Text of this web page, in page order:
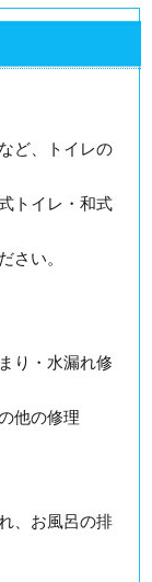
ど、トイレの
トイレ・和式
さい。
り・水漏れ修
他の修理
、お風呂の排